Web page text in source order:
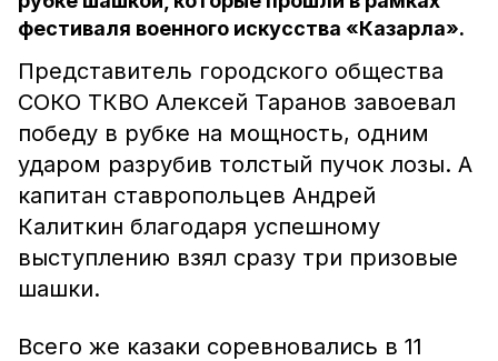
фестиваля военного искусства «Казарла».
Представитель городского общества
СОКО ТКВО Алексей Таранов завоевал
победу в рубке на мощность, одним
ударом разрубив толстый пучок лозы. А
капитан ставропольцев Андрей
Калиткин благодаря успешному
выступлению взял сразу три призовые
шашки.
Всего же казаки соревновались в 11